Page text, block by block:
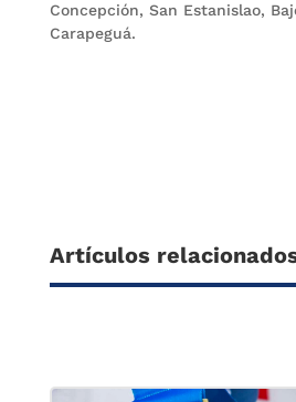
Concepción, San Estanislao,
Carapeguá.
Artículos